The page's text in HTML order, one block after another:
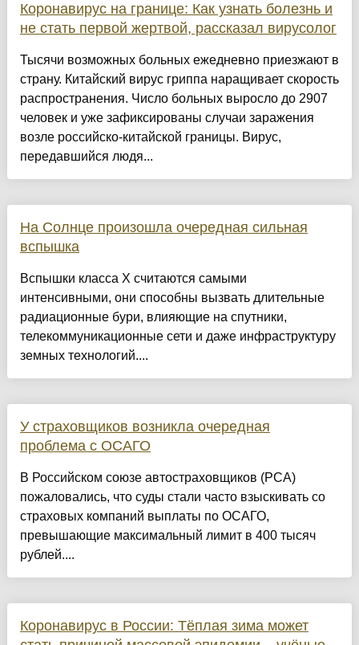
Коронавирус на границе: Как узнать болезнь и
не стать первой жертвой, рассказал вирусолог
Тысячи возможных больных ежедневно приезжают в
страну. Китайский вирус гриппа наращивает скорость
распространения. Число больных выросло до 2907
человек и уже зафиксированы случаи заражения
возле российско-китайской границы. Вирус,
передавшийся людя...
На Солнце произошла очередная сильная
вспышка
Вспышки класса X считаются самыми
интенсивными, они способны вызвать длительные
радиационные бури, влияющие на спутники,
телекоммуникационные сети и даже инфраструктуру
земных технологий....
У страховщиков возникла очередная
проблема с ОСАГО
В Российском союзе автостраховщиков (РСА)
пожаловались, что суды стали часто взыскивать со
страховых компаний выплаты по ОСАГО,
превышающие максимальный лимит в 400 тысяч
рублей....
Коронавирус в России: Тёплая зима может